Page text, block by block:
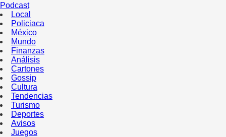
Podcast
Local
Policiaca
México
Mundo
Finanzas
Análisis
Cartones
Gossip
Cultura
Tendencias
Turismo
Deportes
Avisos
Juegos